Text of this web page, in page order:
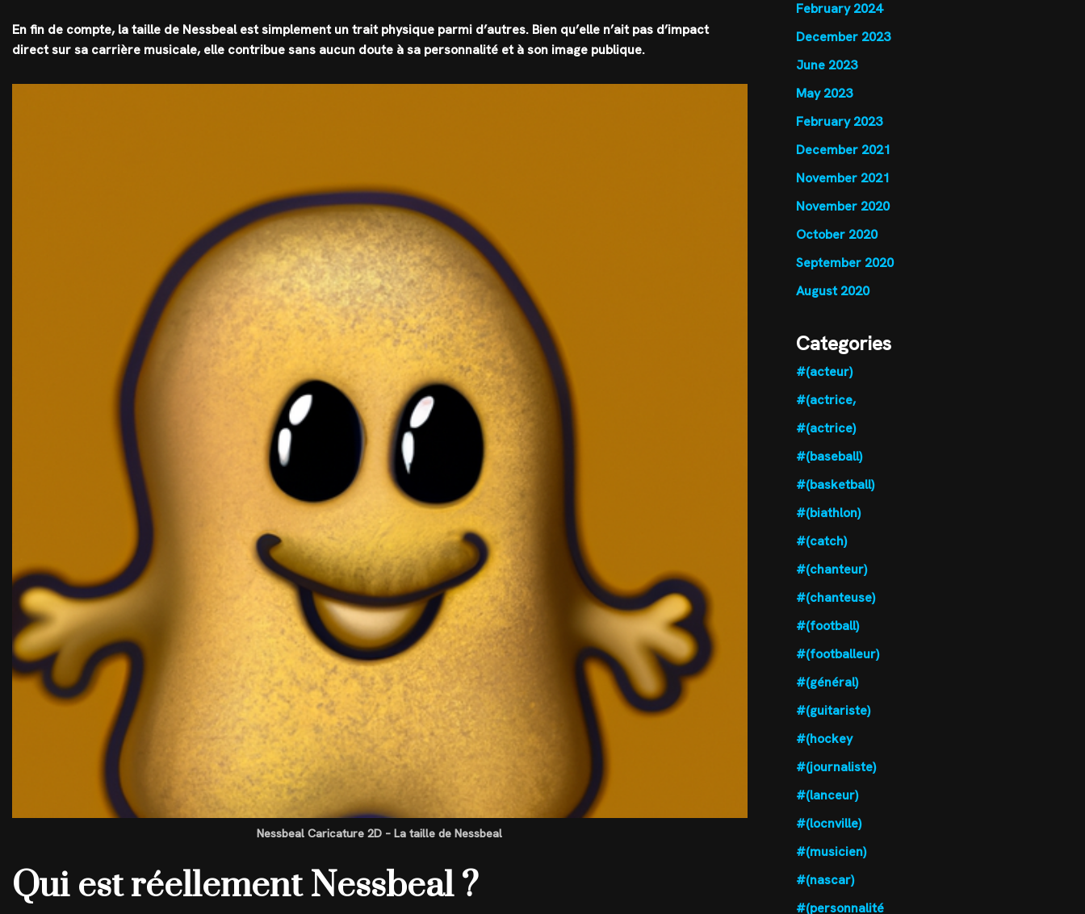
En fin de compte, la taille de Nessbeal est simplement un trait physique parmi d’autres. Bien qu’elle n’ait pas d’impact
direct sur sa carrière musicale, elle contribue sans aucun doute à sa personnalité et à son image publique.
Nessbeal Caricature 2D – La taille de Nessbeal
Qui est réellement Nessbeal ?
February 2024
December 2023
June 2023
May 2023
February 2023
December 2021
November 2021
November 2020
October 2020
September 2020
August 2020
Categories
#(acteur)
#(actrice,
#(actrice)
#(baseball)
#(basketball)
#(biathlon)
#(catch)
#(chanteur)
#(chanteuse)
#(football)
#(footballeur)
#(général)
#(guitariste)
#(hockey
#(journaliste)
#(lanceur)
#(locnville)
#(musicien)
#(nascar)
#(personnalité